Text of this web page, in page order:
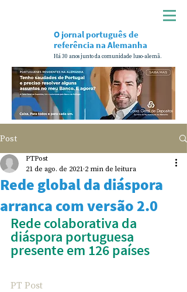
Há 30 anos junto da comunidade luso-alemã.
O jornal português de
referência na Alemanha
Post
Rede global da diáspora
arranca com versão 2.0
PTPost
21 de ago. de 2021 2 min de leitura
Rede colaborativa da
diáspora portuguesa
presente em 126 países
PT Post